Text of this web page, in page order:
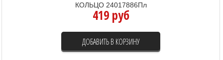
КОЛЬЦО 24017886Пл
419 руб
ДОБАВИТЬ В КОРЗИНУ